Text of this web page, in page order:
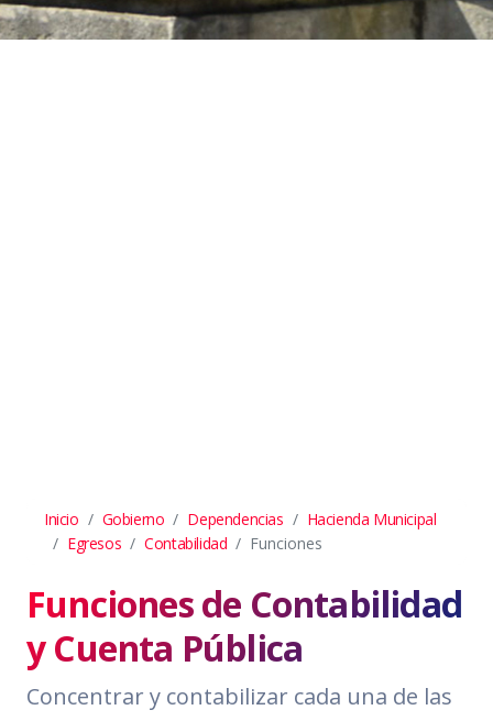
Inicio Gobierno Dependencias
Hacienda Municipal
Egresos
Contabilidad Funciones
Funciones de Contabilidad
y Cuenta Pública
Concentrar y contabilizar cada una de las